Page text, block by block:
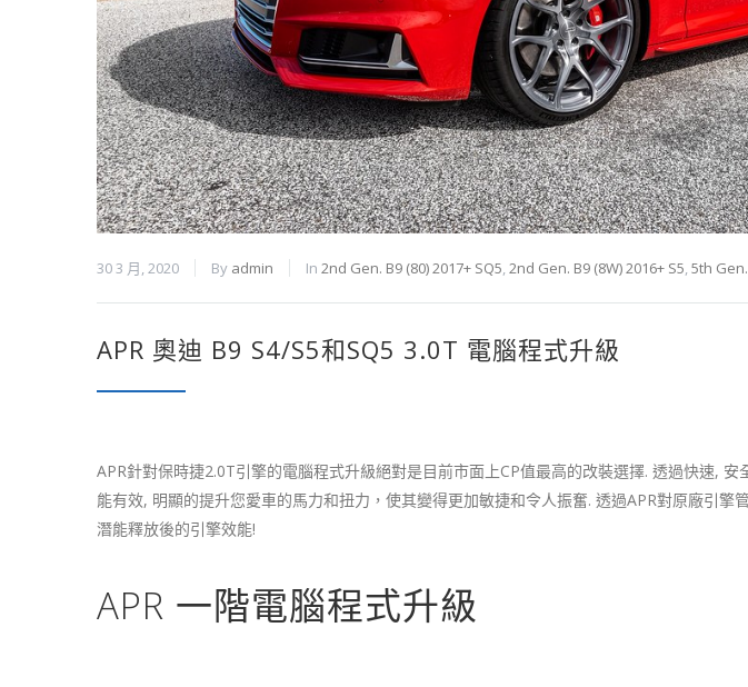
30 3 月, 2020 By admin In 2nd Gen. B9 (80) 2017+ SQ5,2nd Gen. B9 (8W) 2016+ S5,5th
APR 奧迪 B9 S4/S5和SQ5 3.0T 電腦程式升級
APR針對保時捷2.0T引擎的電腦程式升級絕對是目前市面上CP值最高的改裝選擇. 透過快速,
能有效, 明顯的提升您愛車的馬力和扭力，使其變得更加敏捷和令人振奮. 透過APR對原廠引擎
潛能釋放後的引擎效能!
APR 一階電腦程式升級